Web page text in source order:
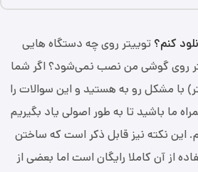
کنم؟ توییتر روی چه دستگاه‌ هایی
روی گوشی من نصب نمی‌شود؟ اگر شما
با مشکل رو به هستید و این سوالات را
ما باشید تا به طور اصولی یاد بگیریم
این نکته نیز قابل ذکر است که ساختن
از آن کاملا رایگان است اما بعضی از